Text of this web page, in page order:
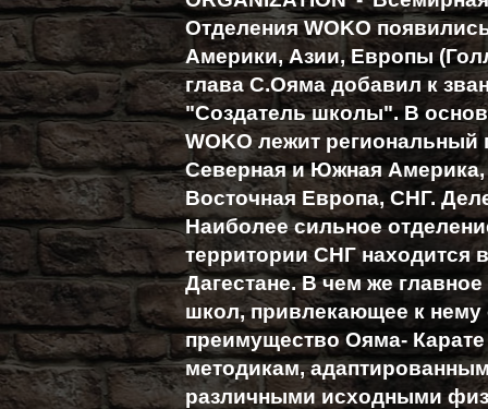
Отделения WOKO
Америки, Азии, Европы
глава С.Ояма добавил к
"Создатель школы". В
WOKO лежит
Северная и Южная
Восточная Европа, СНГ.
Наиболее сильное
территории СНГ находится
Дагестане. В чем же
школ, привлекающее к нему
преимущество Ояма-
методикам,
различными исходными